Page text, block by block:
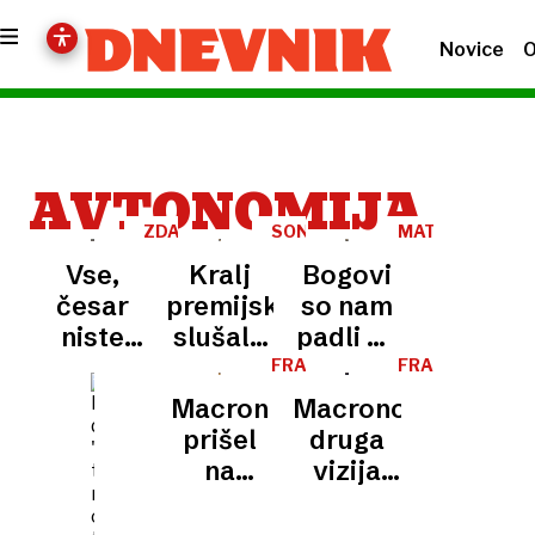
Novice
AVTONOMIJA
ZDA-
Vse,
česar
niste
vedeli o
Grenlandiji
SONY
1000XM6
Kralj
premijskih
slušalk
spet v
pravi
formi
MATJAŽ
Bogovi
so nam
padli na
glavo
FRANCIJA
Macron
prišel
na
FRANCIJA-
Macronova
druga
vizija